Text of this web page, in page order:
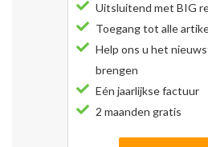
Uitsluitend met BIG
Toegang tot alle
Help ons u het
brengen
Eén jaarlijkse factuur
2 maanden gratis